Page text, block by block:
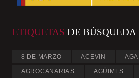
ETIQUETAS DE BÚSQUEDA
8 DE MARZO ACEVIN
AGROCANARIAS AGÜIMES